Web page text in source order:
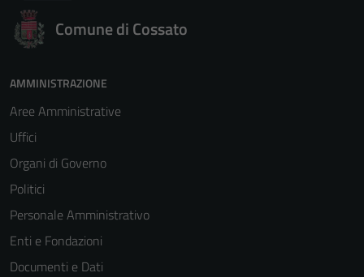
Comune di Cossato
AMMINISTRAZIONE
Aree Amministrative
Uffici
Organi di Governo
Politici
Personale Amministrativo
Enti e Fondazioni
Documenti e Dati